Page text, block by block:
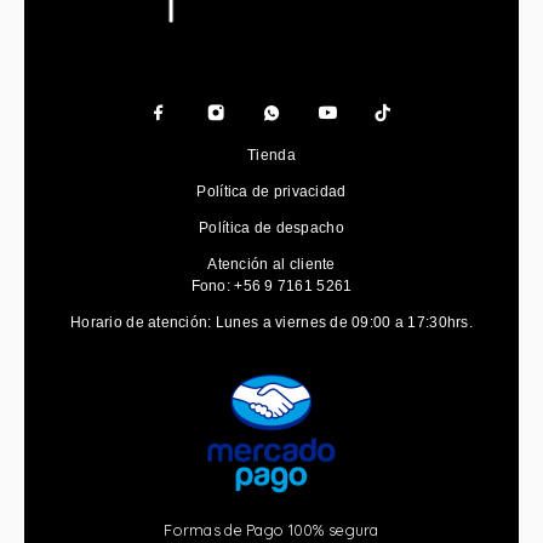
Tienda
Política de privacidad
Política de despacho
Atención al cliente
Fono: +56 9 7161 5261
Horario de atención: Lunes a viernes de 09:00 a 17:30hrs.
Formas de Pago 100% segura